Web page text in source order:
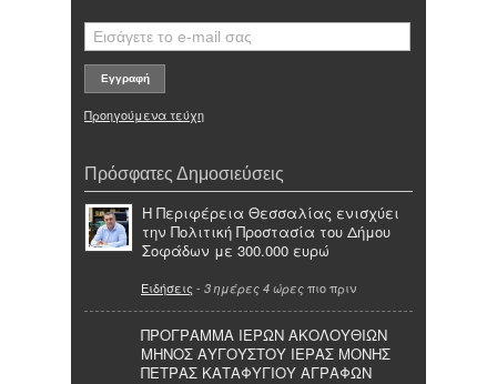
Προηγούμενα τεύχη
Πρόσφατες Δημοσιεύσεις
Η Περιφέρεια Θεσσαλίας ενισχύει
την Πολιτική Προστασία του Δήμου
Σοφάδων με 300.000 ευρώ
Ειδήσεις - 3 ημέρες 4 ώρες πιο πριν
ΠΡΟΓΡΑΜΜΑ ΙΕΡΩΝ ΑΚΟΛΟΥΘΙΩΝ
ΜΗΝΟΣ ΑΥΓΟΥΣΤΟΥ ΙΕΡΑΣ ΜΟΝΗΣ
ΠΕΤΡΑΣ ΚΑΤΑΦΥΓΙΟΥ ΑΓΡΑΦΩΝ